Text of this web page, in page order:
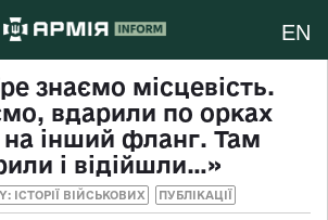
EN
знаємо місцевість.
вдарили по орках
на інший фланг. Там
і відійшли…»
ІСТОРІЇ ВІЙСЬКОВИХ ПУБЛІКАЦІЇ